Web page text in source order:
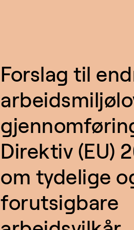
Forslag til
Direktiv (EU)
om tydelige
forutsigbare